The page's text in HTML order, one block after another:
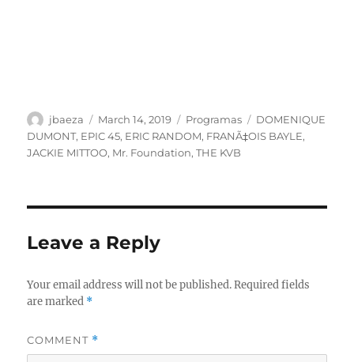
Author
jbaeza
Posted
on
March 14, 2019 Categories
Programas Tags
DOMENIQUE
DUMONT, EPIC 45, ERIC RANDOM, FRANÃ‡OIS BAYLE,
JACKIE MITTOO, Mr. Foundation,THE KVB
Leave a Reply
Your email address will not be published. Required fields
are marked *
COMMENT *